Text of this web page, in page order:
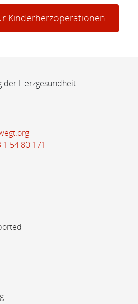
Kinderherzoperationen
der Herzgesundheit
1 54 80 171